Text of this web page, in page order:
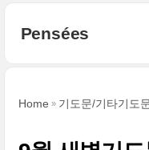
Pensées
Home 기도문/기타기도